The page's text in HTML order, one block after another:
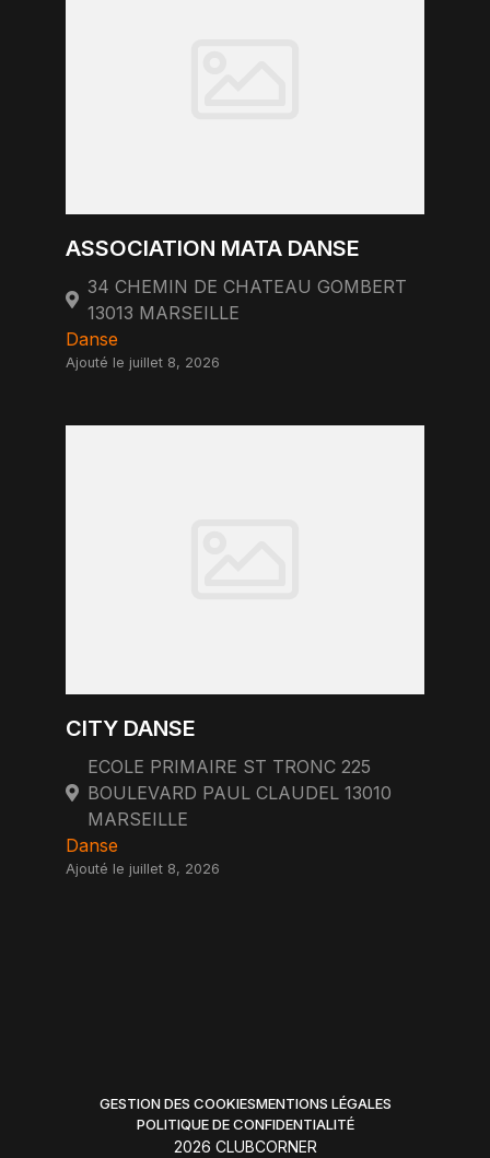
ASSOCIATION MATA DANSE
34 CHEMIN DE CHATEAU GOMBERT
13013 MARSEILLE
Danse
Ajouté le juillet 8, 2026
CITY DANSE
ECOLE PRIMAIRE ST TRONC 225
BOULEVARD PAUL CLAUDEL 13010
MARSEILLE
Danse
Ajouté le juillet 8, 2026
GESTION DES COOKIESMENTIONS LÉGALES
POLITIQUE DE CONFIDENTIALITÉ
2026 CLUBCORNER